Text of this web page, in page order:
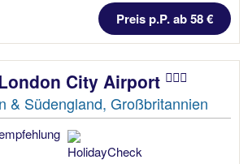
Preis p.P. ab 58 €
City Airport
& Südengland, Großbritannien